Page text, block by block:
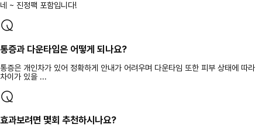
네 ~ 진정팩 포함입니다!
통증과 다운타임은 어떻게 되나요?
통증은 개인차가 있어 정확하게 안내가 어려우며 다운타임 또한 피부 상태에 따라
차이가 있을 ...
효과보려면 몇회 추천하시나요?